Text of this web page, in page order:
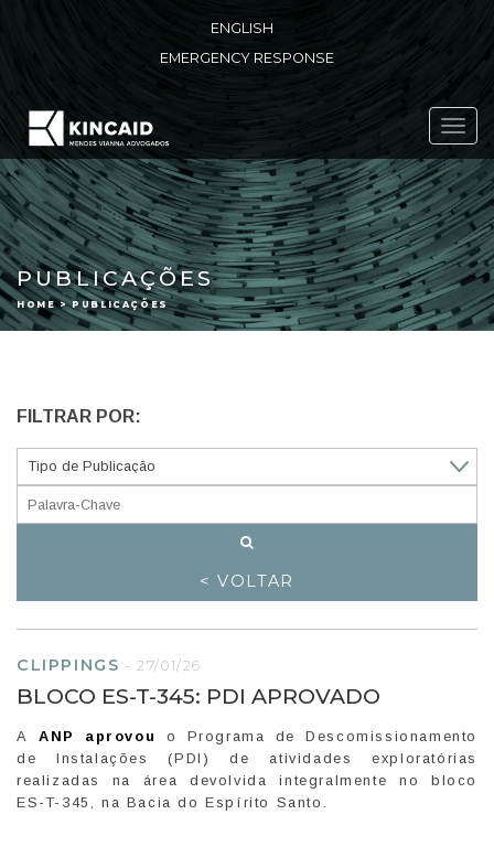
ENGLISH
EMERGENCY RESPONSE
PUBLICAÇÕES
HOME > PUBLICAÇÕES
FILTRAR POR:
< VOLTAR
CLIPPINGS - 27/01/26
BLOCO ES-T-345: PDI APROVADO
A ANP aprovou
o Programa de Descomissionamento
de Instalações (PDI) de atividades exploratórias
realizadas na área devolvida integralmente no bloco
ES-T-345, na Bacia do Espírito Santo.